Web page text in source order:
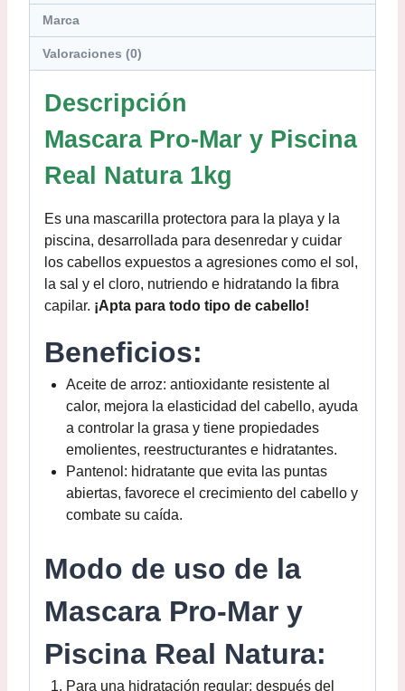
Marca
Valoraciones (0)
Descripción
Mascara Pro-Mar y Piscina
Real Natura 1kg
Es una mascarilla protectora para la playa y la
piscina, desarrollada para desenredar y cuidar
los cabellos expuestos a agresiones como el sol,
la sal y el cloro, nutriendo e hidratando la fibra
capilar. ¡Apta para todo tipo de cabello!
Beneficios:
Aceite de arroz: antioxidante resistente al
calor, mejora la elasticidad del cabello, ayuda
a controlar la grasa y tiene propiedades
emolientes, reestructurantes e hidratantes.
Pantenol: hidratante que evita las puntas
abiertas, favorece el crecimiento del cabello y
combate su caída.
Modo de uso de la
Mascara Pro-Mar y
Piscina Real Natura:
Para una hidratación regular: después del